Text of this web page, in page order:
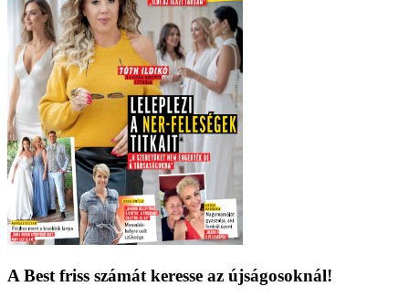
A Best friss számát keresse az újságosoknál!